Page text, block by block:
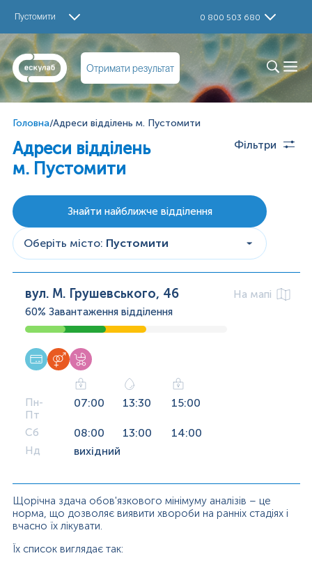
Пустомити 0 800 503 680
Отримати результат
Головна/Адреси відділень м. Пустомити
Адреси відділень
м. Пустомити
Фільтри
Оберіть місто: Пустомити
Знайти найближче відділення
вул. М. Грушевського, 46
На мапі
60% Завантаження відділення
Пн-
Пт
07:00 13:30 15:00
Сб 08:00 13:00 14:00
Нд вихідний
Щорічна здача обов'язкового мінімуму аналізів – це
норма, що дозволяє виявити хвороби на ранніх стадіях і
вчасно їх лікувати.
Їх список виглядає так: